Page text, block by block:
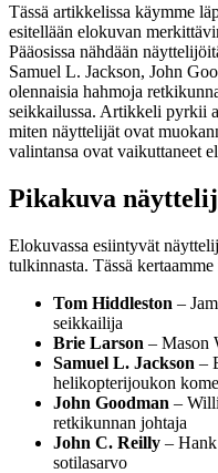
Tässä artikkelissa käymme
esitellään elokuvan
Pääosissa nähdään
Samuel L. Jackson, John
olennaisia hahmoja
seikkailussa. Artikkeli pyrkii
miten näyttelijät ovat
valintansa ovat vaikuttaneet
Pikakuva
Elokuvassa esiintyvät
tulkinnasta. Tässä
Tom Hiddleston –
seikkailija
Brie Larson – Mason
Samuel L. Jackson –
helikopterijoukon
John Goodman –
retkikunnan johtaja
John C. Reilly –
sotilasarvo